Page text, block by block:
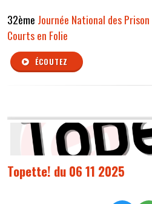
32ème Journée National des Prison
Courts en Folie
ÉCOUTEZ
Topette! du 06 11 2025